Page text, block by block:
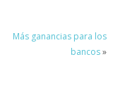
Más ganancias para los
bancos»